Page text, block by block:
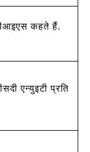
कहते हैं.
एन्युइटी प्रति